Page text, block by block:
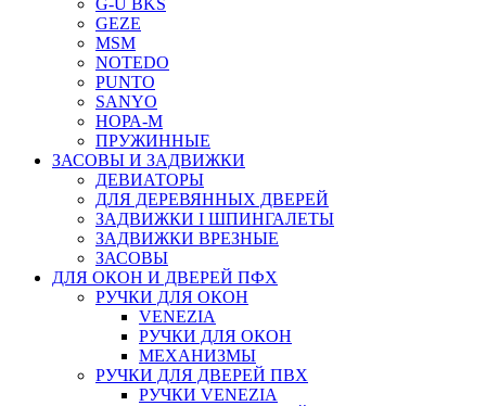
GEZE
MSM
NOTEDO
PUNTO
SANYO
НОРА-М
ПРУЖИННЫЕ
ЗАСОВЫ И ЗАДВИЖКИ
ДЕВИАТОРЫ
ДЛЯ ДЕРЕВЯННЫХ ДВЕРЕЙ
ЗАДВИЖКИ I ШПИНГАЛЕТЫ
ЗАДВИЖКИ ВРЕЗНЫЕ
ЗАСОВЫ
ДЛЯ ОКОН И ДВЕРЕЙ ПФХ
РУЧКИ ДЛЯ ОКОН
VENEZIA
РУЧКИ ДЛЯ ОКОН
МЕХАНИЗМЫ
РУЧКИ ДЛЯ ДВЕРЕЙ ПВХ
РУЧКИ VENEZIA